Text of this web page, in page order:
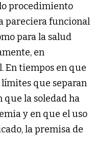
procedimiento
pareciera funcional
para la salud
en
En tiempos en que
que separan
que la soledad ha
y en que el uso
la premisa de